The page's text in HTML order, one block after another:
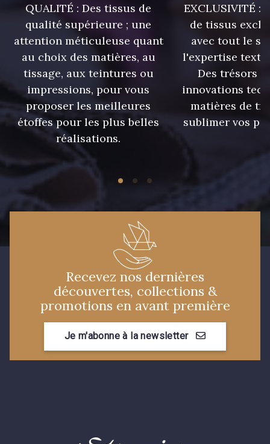
6 mm 6 mm
7 mm 7 mm
7 mm
13 mm 17 mm
QUALITÉ : Des tissus de
qualité supérieure ; une
attention méticuleuse quant
au choix des matières, au
tissage, aux teintures ou
impressions, pour vous
proposer les meilleures
étoffes pour les plus belles
réalisations.
EXCLUSIVITÉ :
de tissus
avec tout le
l'expertise
Des trésors
innovations
matières de
sublimer vos
Recevez nos dernières
découvertes, collections &
promotions en avant première
Je m'abonne à la newsletter